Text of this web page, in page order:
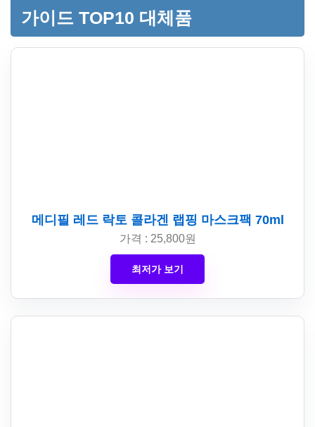
가이드 TOP10 대체품
메디필 레드 락토 콜라겐 랩핑 마스크팩 70ml
가격 : 25,800원
최저가 보기